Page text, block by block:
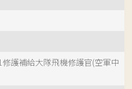
護補給大隊飛機修護官(空軍中